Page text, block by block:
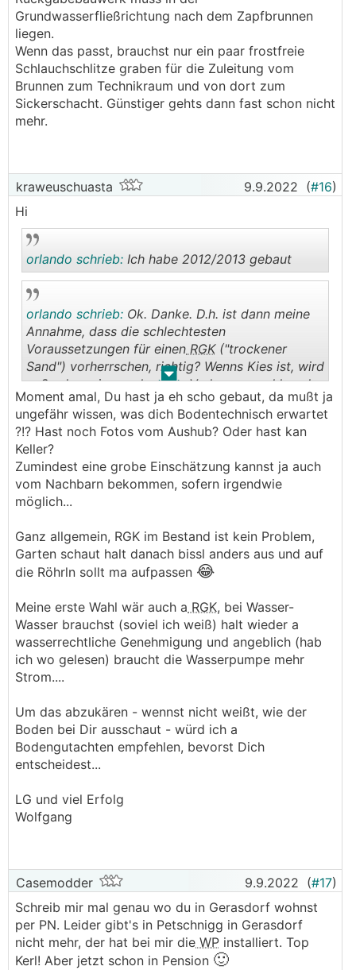
Rohrbrunnen (DN 100 oder 115 ?) ausreichen. Die
Kosten wären überschaubar.....
Grundwasserfließrichtung nach dem Zapfbrunnen
liegen.
Wenn das passt, brauchst nur ein paar frostfreie
Schlauchschlitze graben für die Zuleitung vom
Brunnen zum Technikraum und von dort zum
Sickerschacht. Günstiger gehts dann fast schon nicht
mehr.
kraweuschuasta 9.9.2022 (#16)
Hi
..
orlando schrieb: Ich habe 2012/2013 gebaut
. .
orlando schrieb: Ok. Danke. D.h. ist dann meine
Annahme, dass die schlechtesten
Voraussetzungen für einen RGK("trockener
Sand") vorherrschen, richtig? Wenns Kies ist, wird
außerdem eine senkrechte Verlegung wohl auch
nicht wirklich in Frage kommen
Moment amal, Du hast ja eh scho gebaut, da mußt ja
ungefähr wissen, was dich Bodentechnisch erwartet
?!? Hast noch Fotos vom Aushub? Oder hast kan
Keller?
Zumindest eine grobe Einschätzung kannst ja auch
vom Nachbarn bekommen, sofern irgendwie
möglich...
Ganz allgemein, RGK im Bestand ist kein Problem,
Garten schaut halt danach bissl anders aus und auf
die Röhrln sollt ma aufpassen 😂
Meine erste Wahl wär auch a RGK, bei Wasser-
Wasser brauchst (soviel ich weiß) halt wieder a
wasserrechtliche Genehmigung und angeblich (hab
ich wo gelesen) braucht die Wasserpumpe mehr
Strom....
Um das abzukären - wennst nicht weißt, wie der
Boden bei Dir ausschaut - würd ich a
Bodengutachten empfehlen, bevorst Dich
entscheidest...
LG und viel Erfolg
Wolfgang
Casemodder 9.9.2022 (#17)
Schreib mir mal genau wo du in Gerasdorf wohnst
per PN. Leider gibt's in Petschnigg in Gerasdorf
nicht mehr, der hat bei mir die WP installiert. Top
Kerl! Aber jetzt schon in Pension 🙂